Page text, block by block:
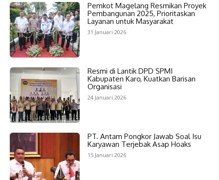
Pemkot Magelang Resmikan Proyek
Pembangunan 2025, Prioritaskan
Layanan untuk Masyarakat
31 Januari 2026
Resmi di Lantik DPD SPMI
Kabupaten Karo, Kuatkan Barisan
Organisasi
24 Januari 2026
PT. Antam Pongkor Jawab Soal Isu
Karyawan Terjebak Asap Hoaks
15 Januari 2026